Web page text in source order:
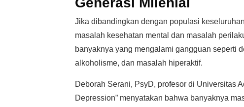
Jika dibandingkan dengan populasi
masalah kesehatan mental dan masalah
banyaknya yang mengalami gangguan seperti
alkoholisme, dan masalah hiperaktif.
Deborah Serani, PsyD, profesor di Universitas
Depression” menyatakan bahwa banyaknya